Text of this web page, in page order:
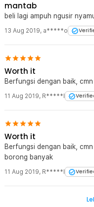
mantab
beli lagi ampuh ngusir
13 Aug 2019, a*****o
Worth it
Berfungsi dengan baik,
11 Aug 2019, R*****I
Worth it
Berfungsi dengan baik,
borong banyak
11 Aug 2019, R*****I